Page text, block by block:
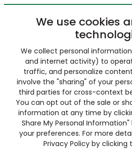
We use cookies
We collect personal
and internet activity) to
traffic, and personalize
involve the "sharing" of your
third parties for cross-context
You can opt out of the sale or
information at any time by
Share My Personal
your preferences. For more
Privacy Policy by clicking